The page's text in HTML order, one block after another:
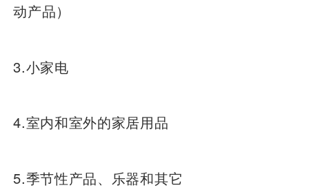
动产品）
3.小家电
4.室内和室外的家居用品
5.季节性产品、乐器和其它